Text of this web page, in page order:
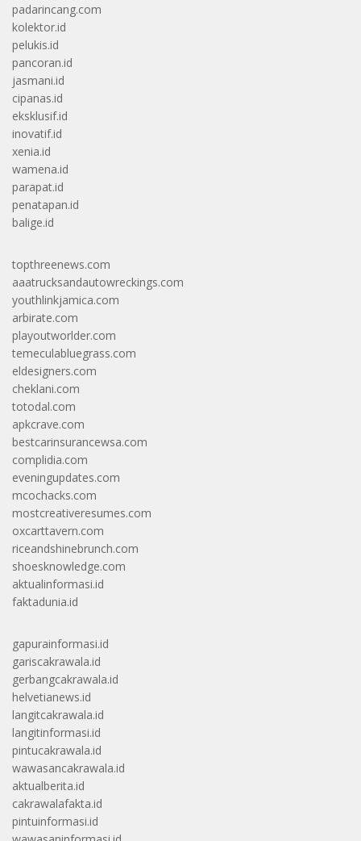
padarincang.com
kolektor.id
pelukis.id
pancoran.id
jasmani.id
cipanas.id
eksklusif.id
inovatif.id
xenia.id
wamena.id
parapat.id
penatapan.id
balige.id
topthreenews.com
aaatrucksandautowreckings.com
youthlinkjamica.com
arbirate.com
playoutworlder.com
temeculabluegrass.com
eldesigners.com
cheklani.com
totodal.com
apkcrave.com
bestcarinsurancewsa.com
complidia.com
eveningupdates.com
mcochacks.com
mostcreativeresumes.com
oxcarttavern.com
riceandshinebrunch.com
shoesknowledge.com
aktualinformasi.id
faktadunia.id
gapurainformasi.id
gariscakrawala.id
gerbangcakrawala.id
helvetianews.id
langitcakrawala.id
langitinformasi.id
pintucakrawala.id
wawasancakrawala.id
aktualberita.id
cakrawalafakta.id
pintuinformasi.id